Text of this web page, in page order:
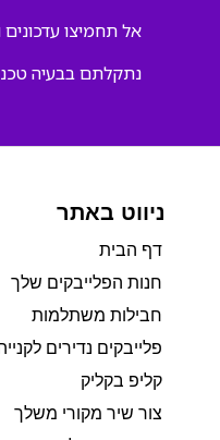
אל תחמיצו עדכונים
נתקלתם בבעיה
ניווט באתר
דף הבית
חנות הפלייבקים שלך
חבילות משתלמות
פלייבקים נדירים
קליפ בקליק
צור שיר מקורי משלך